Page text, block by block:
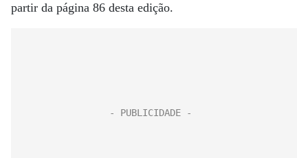
partir da página 86 desta edição.